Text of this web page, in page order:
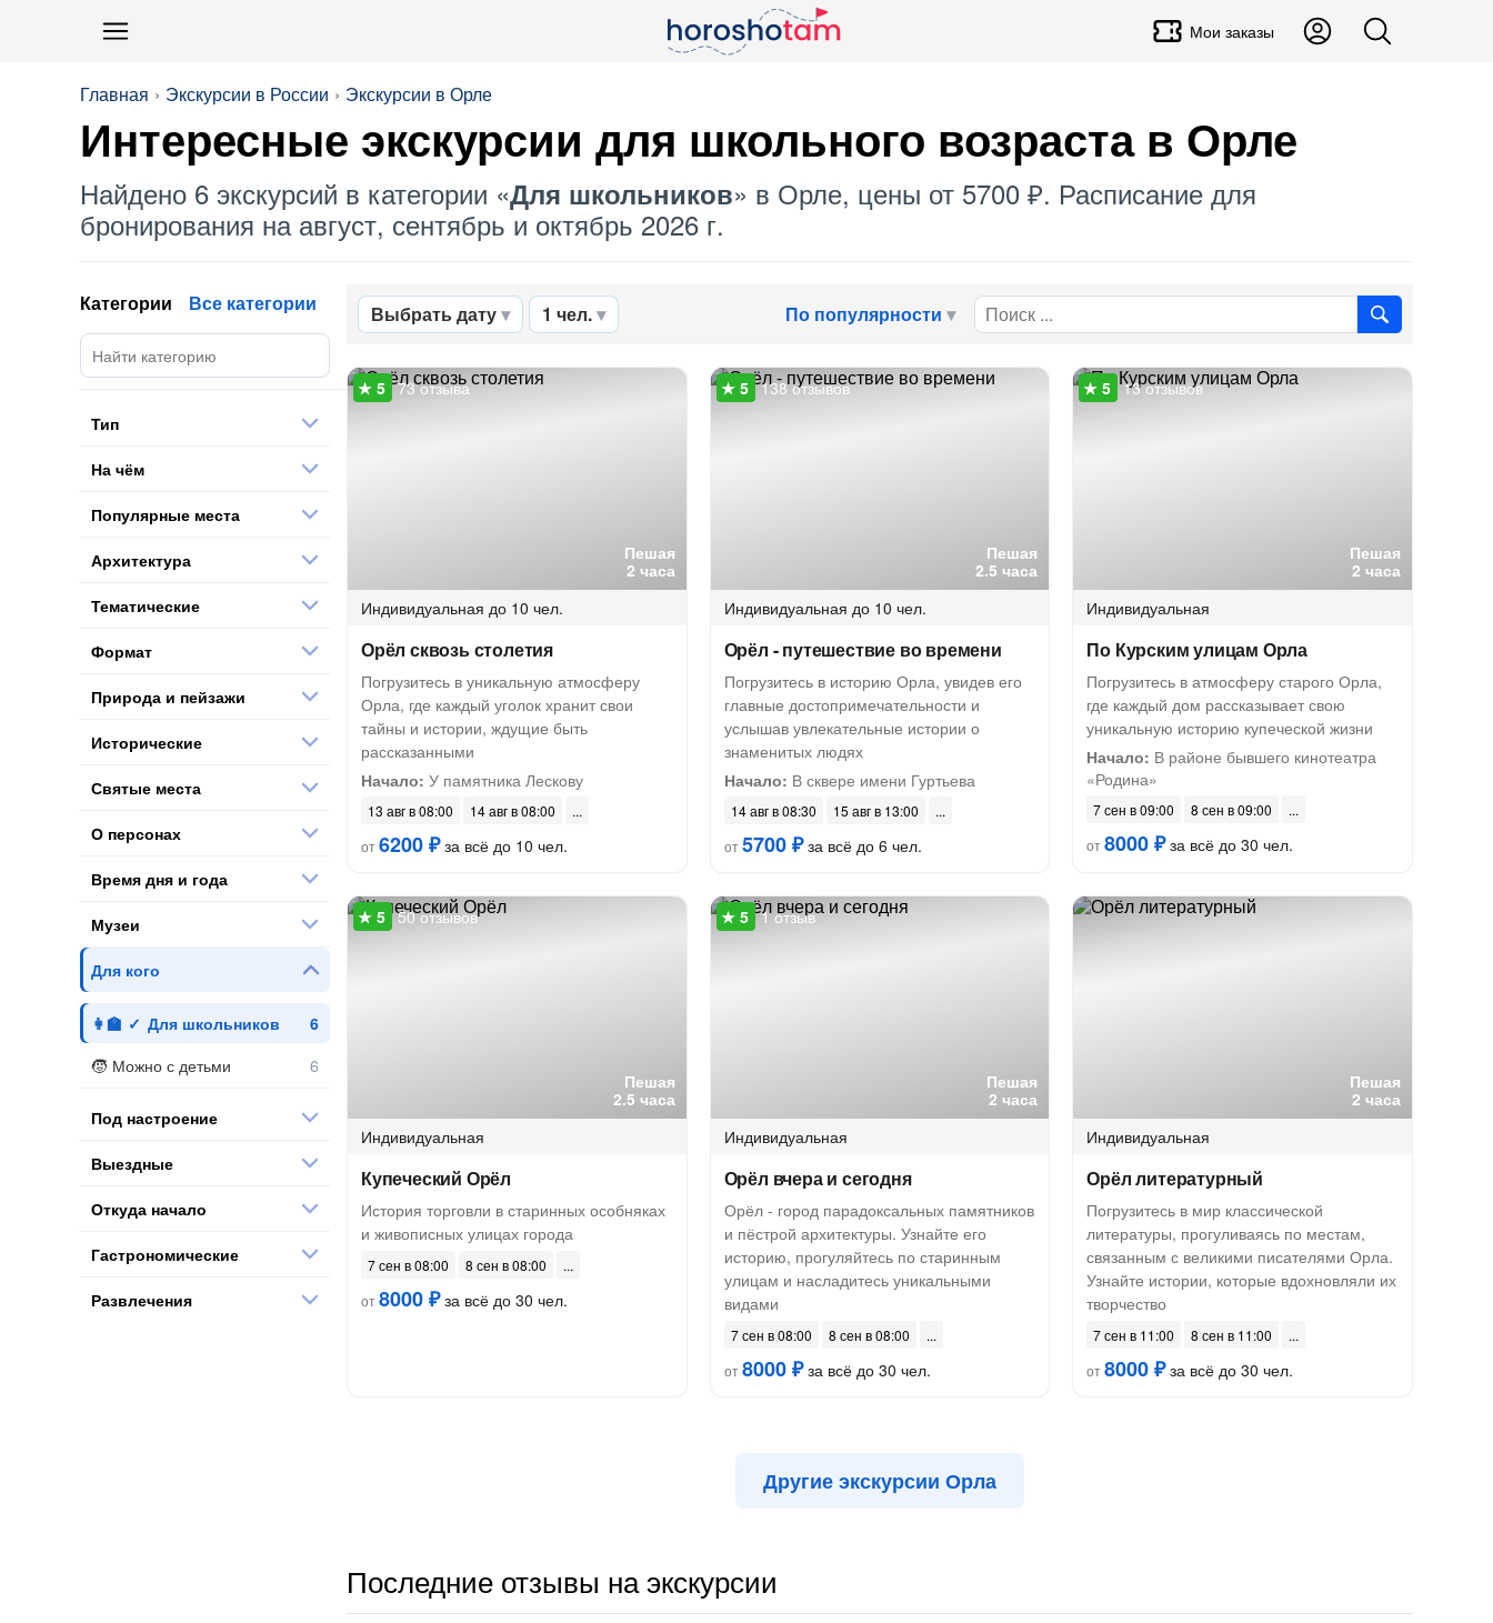
Мои заказы
Главная Экскурсии в России Экскурсии в Орле
Интересные экскурсии для школьного возраста в Орле
Найдено 6 экскурсий в категории «Для школьников» в Орле, цены от 5700 ₽. Расписание для
бронирования на август, сентябрь и октябрь 2026 г.
Выбрать дату 1 чел. По популярности
Пешая
2 часа
73 отзыва
Индивидуальная до 10 чел.
Орёл сквозь столетия
Погрузитесь в уникальную атмосферу
Орла, где каждый уголок хранит свои
тайны и истории, ждущие быть
рассказанными
Начало: У памятника Лескову
13 авг в 08:00
14 авг в 08:00
от6200 ₽за всё до 10 чел.
Пешая
2.5 часа
138 отзывов
Индивидуальная до 10 чел.
Орёл - путешествие во времени
Погрузитесь в историю Орла, увидев его
главные достопримечательности и
услышав увлекательные истории о
знаменитых людях
Начало: В сквере имени Гуртьева
14 авг в 08:30
15 авг в 13:00
от5700 ₽за всё до 6 чел.
Пешая
2 часа
13 отзывов
Индивидуальная
По Курским улицам Орла
Погрузитесь в атмосферу старого Орла,
где каждый дом рассказывает свою
уникальную историю купеческой жизни
Начало: В районе бывшего кинотеатра
«Родина»
7 сен в 09:00
8 сен в 09:00
от8000 ₽за всё до 30 чел.
Пешая
2.5 часа
50 отзывов
Индивидуальная
Купеческий Орёл
История торговли в старинных особняках
и живописных улицах города
7 сен в 08:00
8 сен в 08:00
от8000 ₽за всё до 30 чел.
Пешая
2 часа
1 отзыв
Индивидуальная
Орёл вчера и сегодня
Орёл - город парадоксальных памятников
и пёстрой архитектуры. Узнайте его
историю, прогуляйтесь по старинным
улицам и насладитесь уникальными
видами
7 сен в 08:00
8 сен в 08:00
от8000 ₽за всё до 30 чел.
Пешая
2 часа
Индивидуальная
Орёл литературный
Погрузитесь в мир классической
литературы, прогуливаясь по местам,
связанным с великими писателями Орла.
Узнайте истории, которые вдохновляли их
творчество
7 сен в 11:00
8 сен в 11:00
от8000 ₽за всё до 30 чел.
Другие экскурсии Орла
Последние отзывы на экскурсии
Категории Все категории
Тип
На чём
Популярные места
Архитектура
Тематические
Формат
Природа и пейзажи
Исторические
Святые места
О персонах
Время дня и года
Музеи
Для кого
Для школьников
Можно с детьми
Под настроение
Выездные
Откуда начало
Гастрономические
Развлечения